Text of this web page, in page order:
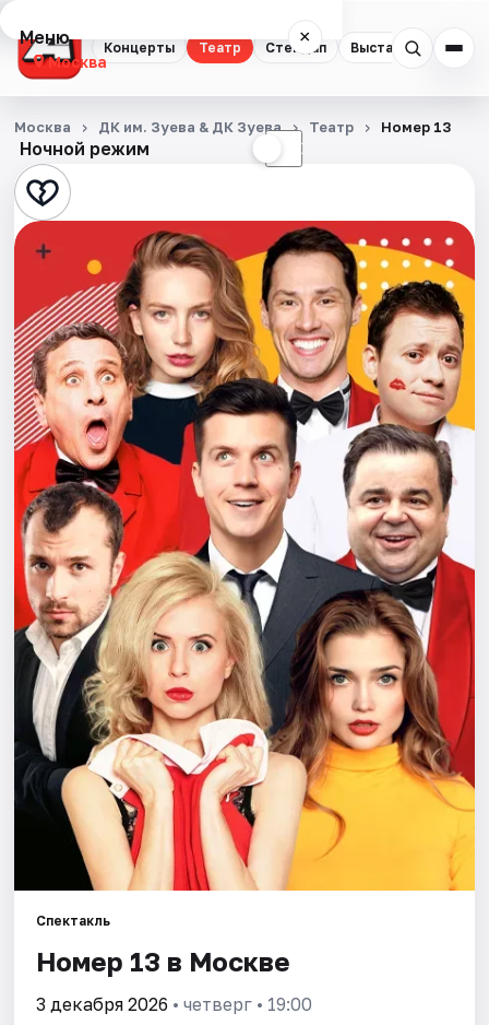
Концерты Театр Стендап Выставки
Меню ×
Москва
Концерты
Театр
Стендап
Выставки
Квесты
Экскурсии
Спорт
События
Города
Площадки
Артисты
Рейтинги
Ночной режим ☾
Москва ДК им. Зуева & ДК Зуева Театр Номер 13
Спектакль
Номер 13 в Москве
3 декабря 2026 • четверг • 19:00